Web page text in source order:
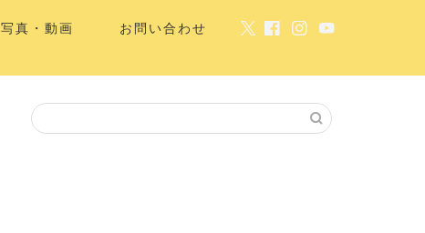
写真・動画 お問い合わせ